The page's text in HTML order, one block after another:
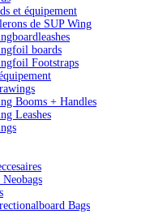
et équipement
de SUP Wing
boards
Footstraps
Booms + Handles
Leashes
Neobags
Bags